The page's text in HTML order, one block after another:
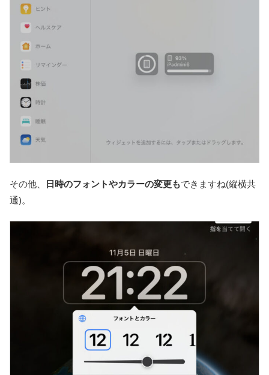
その他、 日時のフォントやカラーの変更もできますね(縦横共
通)。